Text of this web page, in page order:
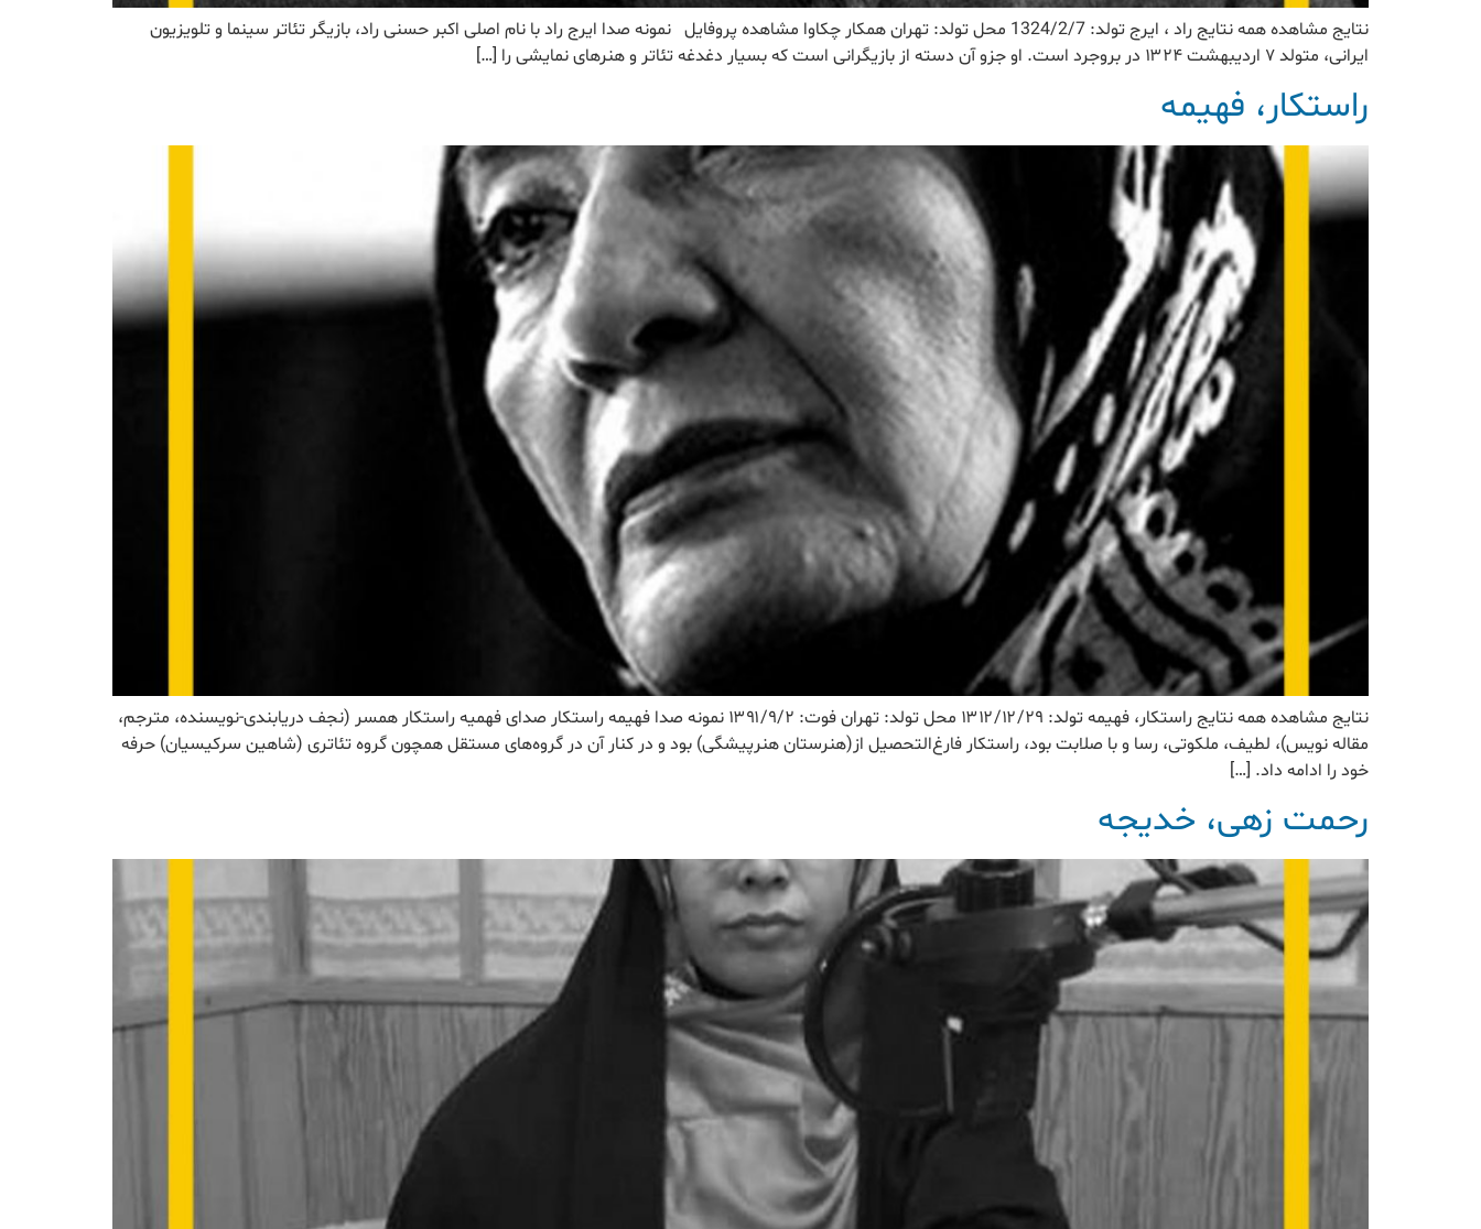
نتایج مشاهده همه نتایج راد ، ایرج تولد: 1324/2/7 محل تولد: تهران همکار چکاوا مشاهده پروفایل نمونه صدا ایرج راد با نام اصلی اکبر حسنی راد، بازیگر تئاتر سینما و تلویزیون
ایرانی، متولد ۷ اردیبهشت ۱۳۲۴ در بروجرد است. او جزو آن دسته از بازیگرانی است که بسیار دغدغه تئاتر و هنرهای نمایشی را […]
راستکار، فهیمه
نتایج مشاهده همه نتایج راستکار، فهیمه تولد: ۱۳۱۲/۱۲/۲۹ محل تولد: تهران فوت: ۱۳۹۱/۹/۲ نمونه صدا فهیمه راستکار صدای فهمیه راستکار همسر (نجف دریابندی-نویسنده، مترجم،
مقاله نویس)، لطیف، ملکوتی، رسا و با صلابت بود، راستکار فارغ‌التحصیل از(هنرستان هنرپیشگی) بود و در کنار آن در گروه‌های مستقل همچون گروه تئاتری (شاهین سرکیسیان) حرفه
خود را ادامه داد. […]
رحمت زهی، خدیجه